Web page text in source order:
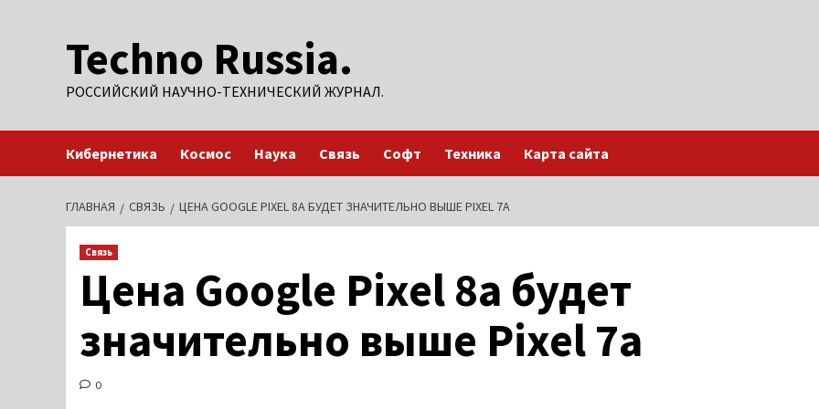
содержимомуTechno Russia.
РОССИЙСКИЙ НАУЧНО-ТЕХНИЧЕСКИЙ ЖУРНАЛ.
Кибернетика Космос Наука Связь Софт Техника Карта сайта
ГЛАВНАЯ СВЯЗЬ ЦЕНА GOOGLE PIXEL 8A БУДЕТ ЗНАЧИТЕЛЬНО ВЫШЕ PIXEL 7A
Связь
Цена Google Pixel 8a будет
значительно выше Pixel 7a
0